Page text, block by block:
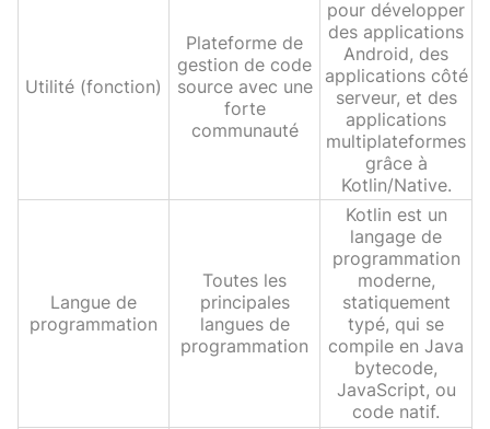
Utilité (fonction)
Plateforme de
gestion de code
source avec une
forte
communauté
pour développer
des applications
Android, des
applications côté
serveur, et des
applications
multiplateformes
grâce à
Kotlin/Native.
Langue de
programmation
Toutes les
principales
langues de
programmation
Kotlin est un
langage de
programmation
moderne,
statiquement
typé, qui se
compile en Java
bytecode,
JavaScript, ou
code natif.